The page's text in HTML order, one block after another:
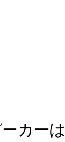
カー